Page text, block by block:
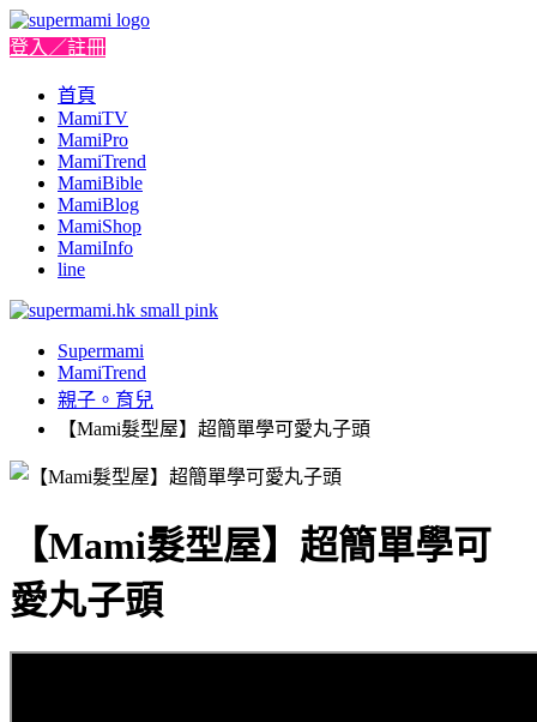
登入／註冊
首頁
MamiTV
MamiPro
MamiTrend
MamiBible
MamiBlog
MamiShop
MamiInfo
line
Supermami
MamiTrend
親子。育兒
【Mami髮型屋】超簡單學可愛丸子頭
【Mami髮型屋】超簡單學可
愛丸子頭